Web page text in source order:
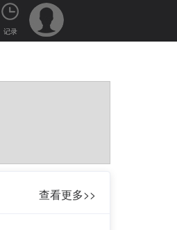
记录
查看更多>>